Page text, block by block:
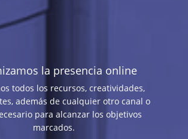
la presencia online
todos los recursos, creatividades,
además de cualquier otro canal o
para alcanzar los objetivos
marcados.